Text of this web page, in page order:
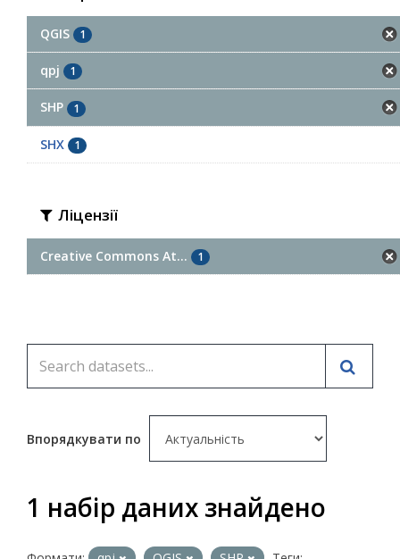
QGIS 1
qpj 1
SHP 1
SHX 1
Ліцензії
Creative Commons At... 1
Впорядкувати по
1 набір даних знайдено